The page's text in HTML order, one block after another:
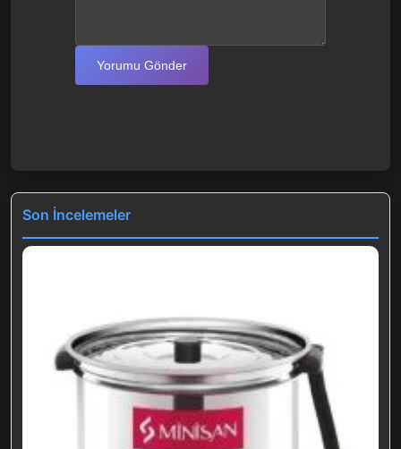
Yorumu Gönder
Son İncelemeler